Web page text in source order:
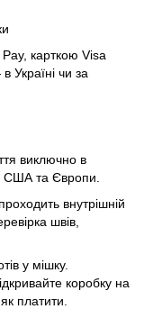
карткою Visa
Україні чи за
виключно в
США та Європи.
внутрішній
швів,
у мішку.
коробку на
платити.